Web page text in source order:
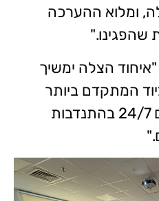
ומלוא ההערכה
שהפגינו."
"​איחוד הצלה ימשיך
המתקדם ביותר
עבור מתנדביו, הפועלים 24/7 בהתנדבות